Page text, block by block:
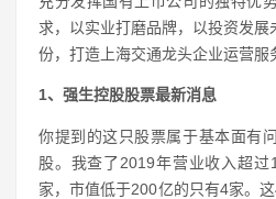
求，以实业打磨品牌，以投资发
份，打造上海交通龙头企业运营服
1、强生控股股票最新消息
你提到的这只股票属于基本面有
股。我查了2019年营业收入超
家，市值低于200亿的只有4家。